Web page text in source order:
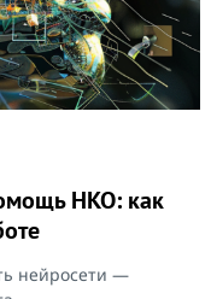
НКО: как
нейросети —